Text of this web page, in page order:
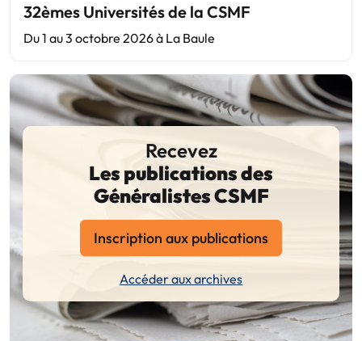
32èmes Universités de la CSMF
Du 1 au 3 octobre 2026 à La Baule
Recevez
Les publications des
Généralistes CSMF
Inscription aux publications
Accéder aux archives